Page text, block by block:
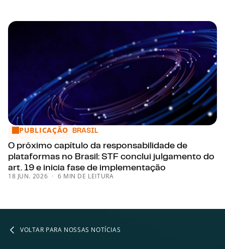
O próximo capítulo da responsabilidade de plataformas
PUBLICAÇÃO BRASIL
O próximo capítulo da responsabilidade de
plataformas no Brasil: STF conclui julgamento do
art. 19 e inicia fase de implementação
18 JUN. 2026 6 MIN DE LEITURA
VOLTAR PARA NOSSAS NOTÍCIAS